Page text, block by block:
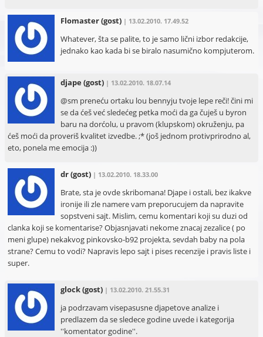
Flomaster(gost) | 13.02.2010. 17.49.52
Whatever, šta se palite, to je samo lični izbor redakcije,
jednako kao kada bi se biralo nasumično kompjuterom.
djape (gost) | 13.02.2010. 18.07.14
@sm preneću ortaku lou bennyju tvoje lepe reči! čini mi
se da ćeš već sledećeg petka moći da ga čuješ u byron
baru na dorćolu, u pravom (klupskom) okruženju, pa
ćeš moći da proveriš kvalitet izvedbe. ;* (još jednom protivprirodno al,
eto, ponela me emocija :))
dr(gost) | 13.02.2010. 18.33.00
Brate, sta je ovde skribomana! Djape i ostali, bez ikakve
ironije ili zle namere vam preporucujem da napravite
sopstveni sajt. Mislim, cemu komentari koji su duzi od
clanka koji se komentarise? Objasnjavati nekome znacaj zezalice ( po
meni glupe) nekakvog pinkovsko-b92 projekta, sevdah baby na pola
strane? Cemu to vodi? Napravis lepo sajt i pises recenzije i pravis liste i
super.
glock(gost) | 13.02.2010. 21.55.31
ja podrzavam visepasusne djapetove analize i
predlazem da se sledece godine uvede i kategorija
''komentator godine''.